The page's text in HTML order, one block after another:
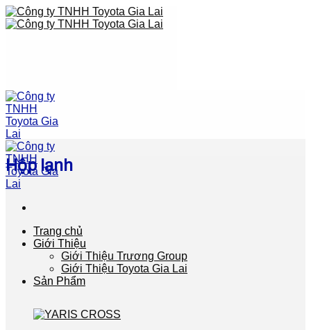
Skip
to
Trang chủ
Giới Thiệu
Giới Thiệu Trương Group
Giới Thiệu Toyota Gia Lai
Sản Phẩm
Hộp lạnh